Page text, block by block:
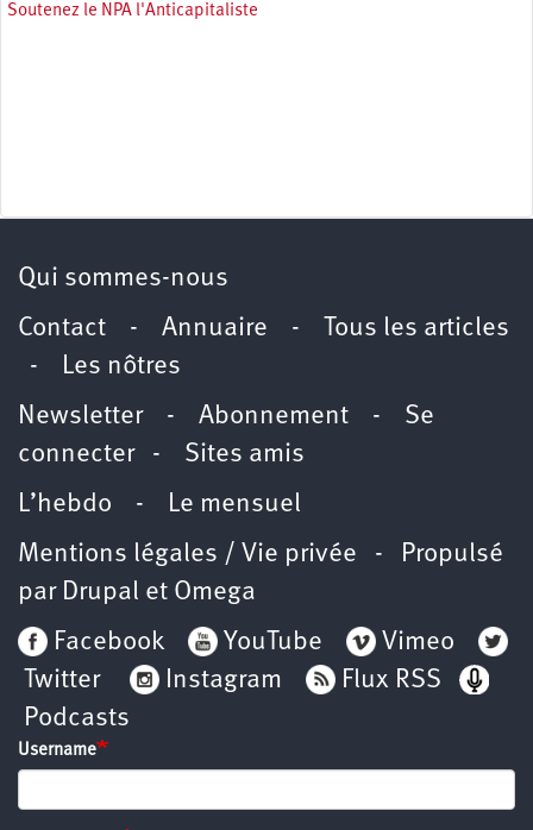
Soutenez le NPA l'Anticapitaliste
Qui sommes-nous
Contact - Annuaire -
Tous les articles
- Les nôtres
Newsletter- Abonnement - Se
connecter- Sites amis
L’hebdo - Le mensuel
Mentions légales / Vie privée - Propulsé
par Drupal et Omega
Facebook
YouTube
Vimeo
Twitter
Instagram
Flux RSS
Podcasts
Username